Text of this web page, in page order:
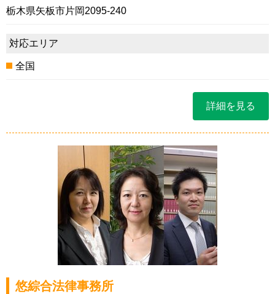
栃木県矢板市片岡2095-240
対応エリア
全国
詳細を見る
悠綜合法律事務所